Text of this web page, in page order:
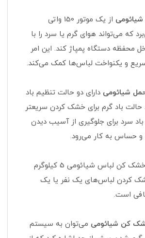
از یک موتور 150 واتی
که می‌تواند هوای گرم یا سرد را با
محفظه دستگاه پمپاژ کند. این امر
و یکنواخت لباس‌ها کمک می‌کند.
شیائومی دارای دو حالت تنظیم باد
باد گرم برای خشک کردن سریعتر
سرد برای جلوگیری از آسیب دیدن
حساس به کار می‌رود.
ظرفیت محفظه خشک کن لباس شیائومی 5 کیلوگرم
کردن لباس‌های یک نفر یا یک
است.
کن شیائومی می‌توان به سیستم